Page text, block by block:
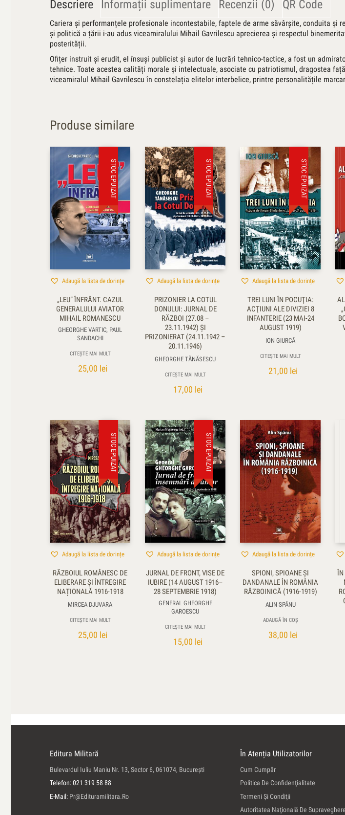
Descriere Informații suplimentare Recenzii (0) QR Code
Cariera și performanțele profesionale incontestabile, faptele de arme săvârșite, conduita
și politică a țării i-au adus viceamiralului Mihail Gavrilescu aprecierea și respectul
posterității.
Ofițer instruit și erudit, el însuși publicist și autor de lucrări tehnico-tactice, a fost un
tehnice. Toate acestea calități morale și intelectuale, asociate cu patriotismul, dragostea
viceamiralul Mihail Gavrilescu în constelația elitelor interbelice, printre personalitățile
Produse similare
STOC EPUIZAT
Adaugă la lista de dorințe
„LEU” ÎNFRÂNT. CAZUL
GENERALULUI AVIATOR
MIHAIL ROMANESCU
GHEORGHE VARTIC, PAUL
SANDACHI
CITEȘTE MAI MULT
25,00 lei
STOC EPUIZAT
Adaugă la lista de dorințe
PRIZONIER LA COTUL
DONULUI: JURNAL DE
RĂZBOI (27.08 –
23.11.1942) ŞI
PRIZONIERAT (24.11.1942 –
20.11.1946)
GHEORGHE TĂNĂSESCU
CITEȘTE MAI MULT
17,00 lei
STOC EPUIZAT
Adaugă la lista de dorințe
TREI LUNI ÎN POCUŢIA:
ACŢIUNI ALE DIVIZIEI 8
INFANTERIE (23 MAI-24
AUGUST 1919)
ION GIURCĂ
CITEȘTE MAI MULT
21,00 lei
STOC EPUIZAT
Adaugă la lista de dorințe
RĂZBOIUL ROMÂNESC DE
ELIBERARE ȘI ÎNTREGIRE
NAȚIONALĂ 1916-1918
MIRCEA DJUVARA
CITEȘTE MAI MULT
25,00 lei
STOC EPUIZAT
Adaugă la lista de dorințe
JURNAL DE FRONT, VISE DE
IUBIRE (14 AUGUST 1916–
28 SEPTEMBRIE 1918)
GENERAL GHEORGHE
GAROESCU
CITEȘTE MAI MULT
15,00 lei
Adaugă la lista de dorințe
SPIONI, SPIOANE ŞI
DANDANALE ÎN ROMÂNIA
RĂZBOINICĂ (1916-1919)
ALIN SPÂNU
ADAUGĂ ÎN COȘ
38,00 lei
ÎN
Editura Militară
Bulevardul Iuliu Maniu Nr. 13, Sector 6, 061074, Bucureşti
Telefon: 021 319 58 88
E-Mail: Pr@edituramilitara.ro
În Atenția Utilizatorilor
Cum Cumpăr
Politica De Confidenţialitate
Termeni Şi Condiţii
Autoritatea Naţională De Supraveghere